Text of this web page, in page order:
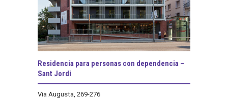
Residencia para personas con dependencia –
Sant Jordi
Via Augusta, 269-276